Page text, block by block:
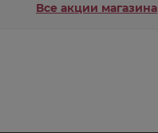
Все акции магазина